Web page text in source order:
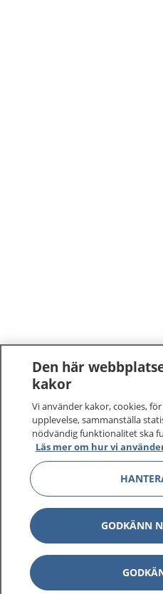
Den här
kakor
Vi använder kakor, cookies,
upplevelse, sammanställa
nödvändig funktionalitet ska
Läs mer om hur vi
GODKÄNN